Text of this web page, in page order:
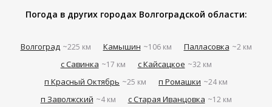
Погода в других городах Волгоградской области:
Волгоград ~225 км Камышин ~106 км Палласовка ~2 км
с Савинка ~17 км с Кайсацкое ~32 км
п Красный Октябрь ~25 км п Ромашки ~24 км
п Заволжский ~4 км с Старая Иванцовка ~12 км